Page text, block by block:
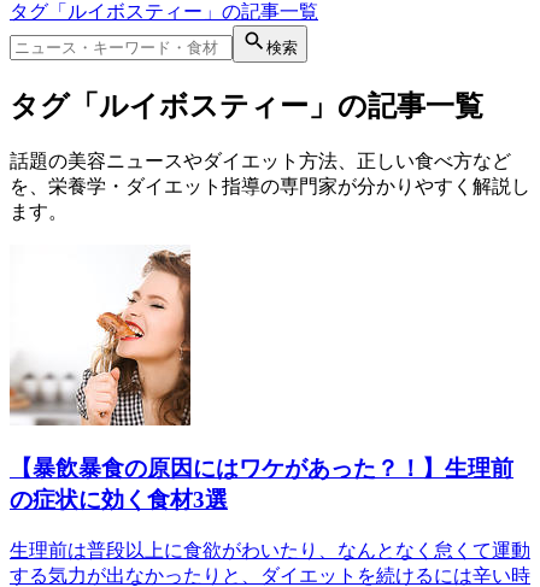
タグ「ルイボスティー」の記事一覧
検索
タグ「ルイボスティー」の記事一覧
話題の美容ニュースやダイエット方法、正しい食べ方など
を、栄養学・ダイエット指導の専門家が分かりやすく解説し
ます。
【暴飲暴食の原因にはワケがあった？！】生理前
の症状に効く食材3選
生理前は普段以上に食欲がわいたり、なんとなく怠くて運動
する気力が出なかったりと、ダイエットを続けるには辛い時